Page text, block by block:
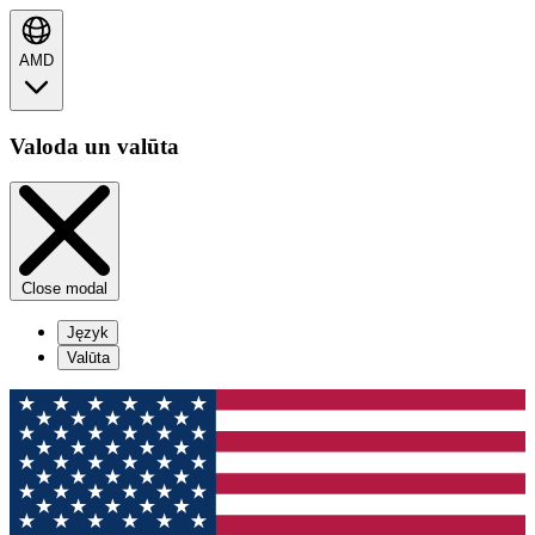
AMD
Valoda un valūta
Close modal
Język
Valūta